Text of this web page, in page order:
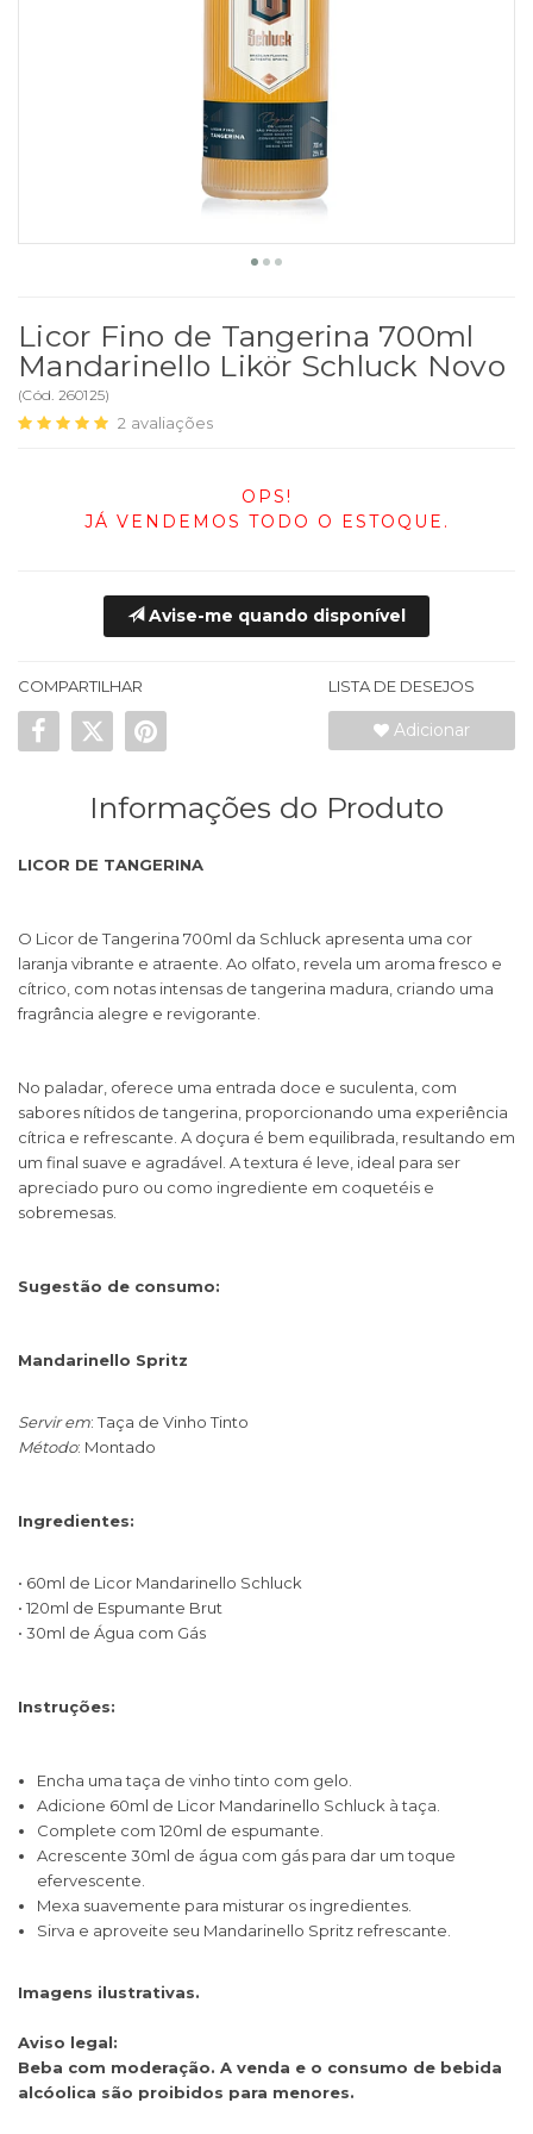
Licor Fino de Tangerina 700ml
Mandarinello Likör Schluck Novo
(Cód. 260125)
2 avaliações
OPS!
JÁ VENDEMOS TODO O ESTOQUE.
Avise-me quando disponível
COMPARTILHAR LISTA DE DESEJOS
Adicionar
Informações do Produto
LICOR DE TANGERINA
O Licor de Tangerina 700ml da Schluck apresenta uma cor
laranja vibrante e atraente. Ao olfato, revela um aroma fresco e
cítrico, com notas intensas de tangerina madura, criando uma
fragrância alegre e revigorante.
No paladar, oferece uma entrada doce e suculenta, com
sabores nítidos de tangerina, proporcionando uma experiência
cítrica e refrescante. A doçura é bem equilibrada, resultando em
um final suave e agradável. A textura é leve, ideal para ser
apreciado puro ou como ingrediente em coquetéis e
sobremesas.
Sugestão de consumo:
Mandarinello Spritz
Servir em: Taça de Vinho Tinto
Método: Montado
Ingredientes:
• 60ml de Licor Mandarinello Schluck
• 120ml de Espumante Brut
• 30ml de Água com Gás
Instruções:
Encha uma taça de vinho tinto com gelo.
Adicione 60ml de Licor Mandarinello Schluck à taça.
Complete com 120ml de espumante.
Acrescente 30ml de água com gás para dar um toque
efervescente.
Mexa suavemente para misturar os ingredientes.
Sirva e aproveite seu Mandarinello Spritz refrescante.
Imagens ilustrativas.
Aviso legal:
Beba com moderação. A venda e o consumo de bebida
alcóolica são proibidos para menores.